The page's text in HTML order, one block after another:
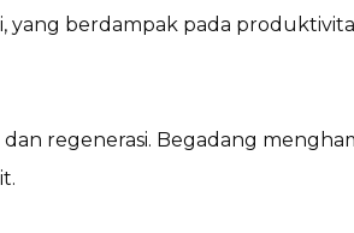
berdampak pada
regenerasi. Begadang